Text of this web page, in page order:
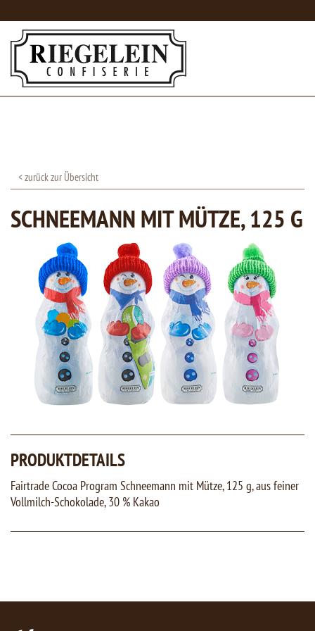
< zurück zur Übersicht
SCHNEEMANN MIT MÜTZE, 125 G
PRODUKTDETAILS
Fairtrade Cocoa Program Schneemann mit Mütze, 125 g, aus feiner
Vollmilch-Schokolade, 30 % Kakao